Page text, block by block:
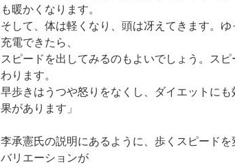
も暖かくなります。
そして、体は軽くなり、頭は冴えてきます。
充電できたら、
スピードを出してみるのもよいでしょう。ス
わります。
早歩きはうつや怒りをなくし、ダイエットに
果があります」
李承憲氏の説明にあるように、歩くスピード
バリエーションが